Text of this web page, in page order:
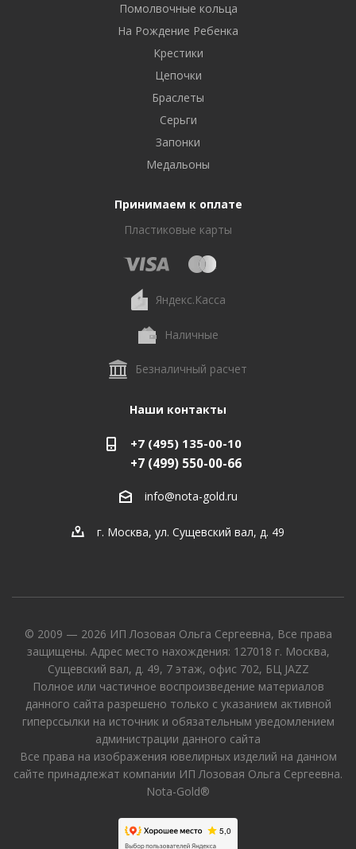
Помолвочные кольца
На Рождение Ребенка
Крестики
Цепочки
Браслеты
Серьги
Запонки
Медальоны
Принимаем к оплате
Пластиковые карты
Яндекс.Касса
Наличные
Безналичный расчет
Наши контакты
+7 (495) 135-00-10
+7 (499) 550-00-66
info@nota-gold.ru
г. Москва, ул. Сущевский вал, д. 49
© 2009 — 2026 ИП Лозовая Ольга Сергеевна, Все права
защищены. Адрес место нахождения: 127018 г. Москва,
Сущевский вал, д. 49, 7 этаж, офис 702, БЦ JAZZ
Полное или частичное воспроизведение материалов
данного сайта разрешено только с указанием активной
гиперссылки на источник и обязательным уведомлением
администрации данного сайта
Все права на изображения ювелирных изделий на данном
сайте принадлежат компании ИП Лозовая Ольга Сергеевна.
Nota-Gold®